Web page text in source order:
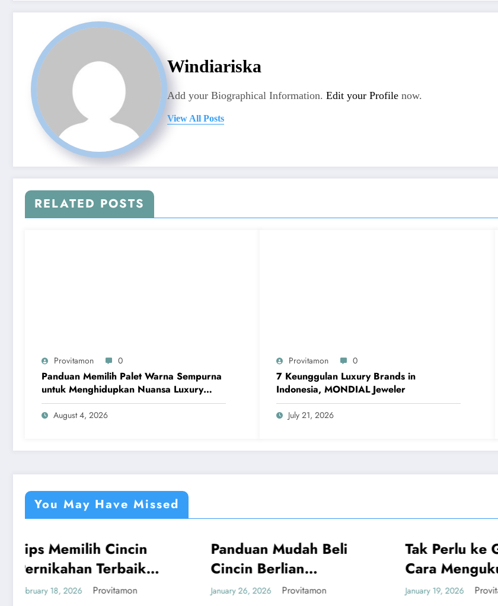
Windiariska
Add your Biographical Information. Edit your Profile now.
View All Posts
RELATED POSTS
Provitamon 0
Panduan Memilih Palet Warna Sempurna
untuk Menghidupkan Nuansa Luxury
Bathrooms
August 4, 2026
Provitamon 0
7 Keunggulan Luxury Brands in
Indonesia, MONDIAL Jeweler
July 21, 2026
You May Have Missed
UMUM
Panduan Mudah Beli
Cincin Berlian
Bandung yang
January 26, 2026
UMUM
Tak Perlu ke Gerai, Ini
Cara Mengukur Cincin
Sendiri yang Akurat
January 19, 2026
UMUM